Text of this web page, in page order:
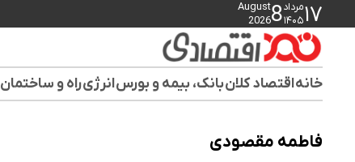
۱۷مرداد
۱۴۰۵8
August
2026
خانهاقتصاد کلانبانک، بیمه و بورسانرژیراه و ساختمان
فاطمه مقصودی